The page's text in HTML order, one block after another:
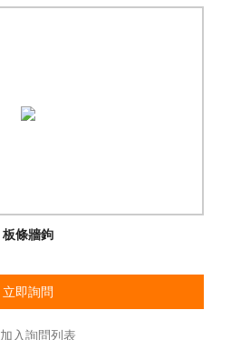
板條牆鉤
立即詢問
加入詢問列表